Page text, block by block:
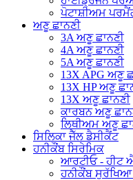
ਪੋਟਾਸ਼ੀਅਮ
ਅਣੂ ਛਾਨਣੀ
3A ਅਣੂ ਛਾਨਣੀ
4A ਅਣੂ ਛਾਨਣੀ
5A ਅਣੂ ਛਾਨਣੀ
13X APG ਅਣੂ
13X HP ਅਣੂ
13X ਅਣੂ ਛਾਨਣੀ
ਕਾਰਬਨ ਅਣੂ
ਲਿਥੀਅਮ ਅਣੂ
ਸਿਲਿਕਾ ਜੈੱਲ ਡੈਸੀਕੈਂਟ
ਹਨੀਕੌਂਬ ਸਿਰੇਮਿਕ
ਆਰਟੀਓ - ਹੀਟ
ਹਨੀਕੌਂਬ ਸੁਰੱਖਿਆ